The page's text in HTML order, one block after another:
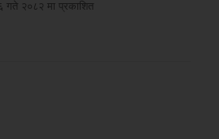
२०८२ मा प्रकाशित